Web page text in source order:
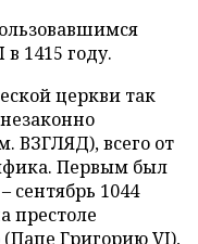
1415 году.
церкви так
ВЗГЛЯД), всего от
Первым был
сентябрь 1044
престоле
Григорию VI),